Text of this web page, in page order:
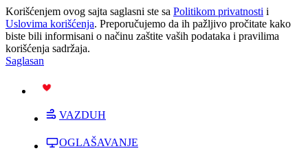
Korišćenjem ovog sajta saglasni ste sa Politikom privatnosti i
Uslovima korišćenja. Preporučujemo da ih pažljivo pročitate kako
biste bili informisani o načinu zaštite vaših podataka i pravilima
korišćenja sadržaja.
Saglasan
VAZDUH
OGLAŠAVANJE